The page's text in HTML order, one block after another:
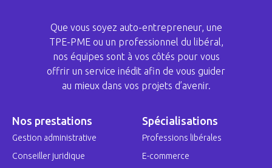
Que vous soyez auto-entrepreneur, une
TPE-PME ou un professionnel du libéral,
nos équipes sont à vos côtés pour vous
offrir un service inédit afin de vous guider
au mieux dans vos projets d’avenir.
Nos prestations
Gestion administrative
Conseiller juridique
Spécialisations
Professions libérales
E-commerce